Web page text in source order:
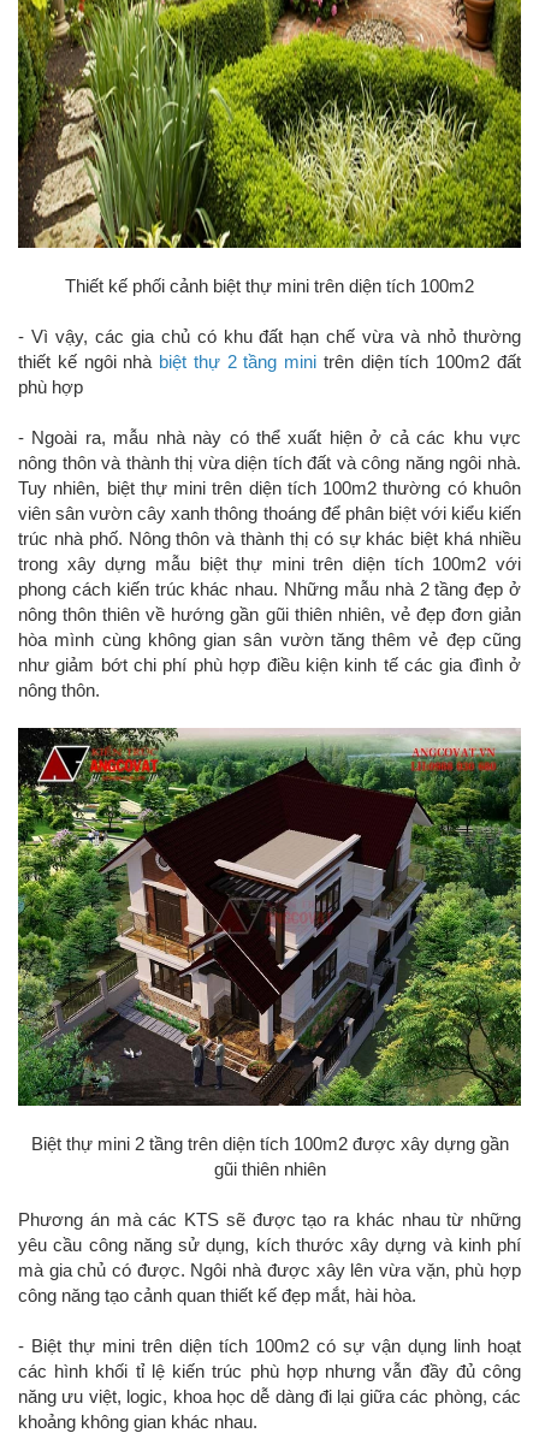
Thiết kế phối cảnh biệt thự mini trên diện tích 100m2
- Vì vậy, các gia chủ có khu đất hạn chế vừa và nhỏ thường
thiết kế ngôi nhà biệt thự 2 tầng mini trên diện tích 100m2 đất
phù hợp
- Ngoài ra, mẫu nhà này có thể xuất hiện ở cả các khu vực
nông thôn và thành thị vừa diện tích đất và công năng ngôi nhà.
Tuy nhiên, biệt thự mini trên diện tích 100m2 thường có khuôn
viên sân vườn cây xanh thông thoáng để phân biệt với kiểu kiến
trúc nhà phố. Nông thôn và thành thị có sự khác biệt khá nhiều
trong xây dựng mẫu biệt thự mini trên diện tích 100m2 với
phong cách kiến trúc khác nhau. Những mẫu nhà 2 tầng đẹp ở
nông thôn thiên về hướng gần gũi thiên nhiên, vẻ đẹp đơn giản
hòa mình cùng không gian sân vườn tăng thêm vẻ đẹp cũng
như giảm bớt chi phí phù hợp điều kiện kinh tế các gia đình ở
nông thôn.
Biệt thự mini 2 tầng trên diện tích 100m2 được xây dựng gần
gũi thiên nhiên
Phương án mà các KTS sẽ được tạo ra khác nhau từ những
yêu cầu công năng sử dụng, kích thước xây dựng và kinh phí
mà gia chủ có được. Ngôi nhà được xây lên vừa vặn, phù hợp
công năng tạo cảnh quan thiết kế đẹp mắt, hài hòa.
- Biệt thự mini trên diện tích 100m2 có sự vận dụng linh hoạt
các hình khối tỉ lệ kiến trúc phù hợp nhưng vẫn đầy đủ công
năng ưu việt, logic, khoa học dễ dàng đi lại giữa các phòng, các
khoảng không gian khác nhau.